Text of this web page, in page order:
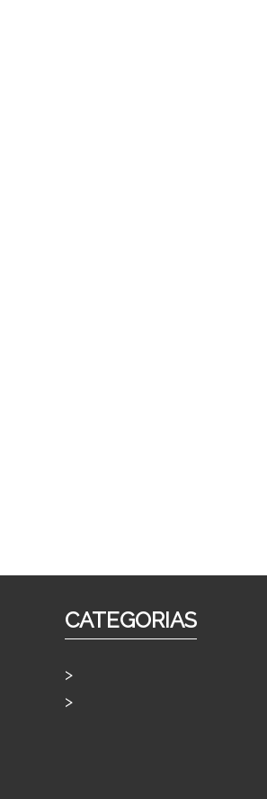
CATEGORIAS